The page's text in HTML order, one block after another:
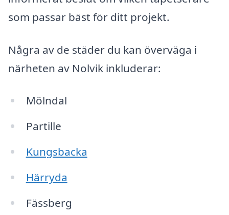
som passar bäst för ditt projekt.
Några av de städer du kan överväga i
närheten av Nolvik inkluderar:
Mölndal
Partille
Kungsbacka
Härryda
Fässberg